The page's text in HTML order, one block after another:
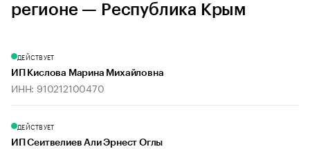
регионе — Республика Крым
ДЕЙСТВУЕТ
ИП Кислова Марина Михайловна
ИНН: 910212100470
ДЕЙСТВУЕТ
ИП Сеитвелиев Али Эрнест Оглы